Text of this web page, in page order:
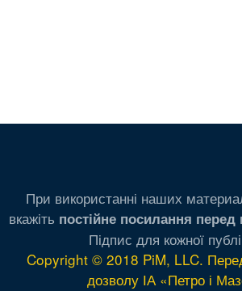
При використанні наших
вкажіть постійне посилання перед
Підпис для кожної
Copyright © 2018 PiM, LLC.
дозволу ІА «Петро і